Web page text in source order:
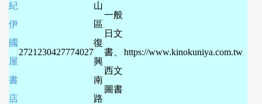
紀
伊
國
屋
書
店
2721230427774027
山
區
復
興
南
路
一般
日文
書、
西文
圖書
https://www.kinokuniya.com.tw